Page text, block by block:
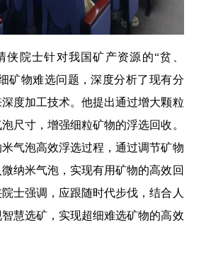
侠院士针对我国矿产资源的“贫、
矿物难选问题，深度分析了现有分
度加工技术。他提出通过增大颗粒
尺寸，增强细粒矿物的浮选回收。
米气泡高效浮选过程，通过调节矿物
纳米气泡，实现有用矿物的高效回
士强调，应跟随时代步伐，结合人
慧选矿，实现超细难选矿物的高效